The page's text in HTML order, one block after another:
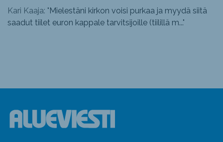
Kari Kaaja: "Mielestäni kirkon voisi purkaa ja myydä siitä
saadut tiilet euron kappale tarvitsijoille (tiilillä m..."